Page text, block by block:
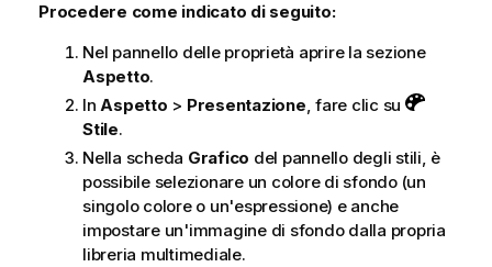
Procedere come indicato di seguito:
Nel pannello delle proprietà aprire la sezione
Aspetto.
InAspetto > Presentazione, fare clic su
Stile.
Nella scheda Grafico del pannello degli stili, è
possibile selezionare un colore di sfondo (un
singolo colore o un'espressione) e anche
impostare un'immagine di sfondo dalla propria
libreria multimediale.